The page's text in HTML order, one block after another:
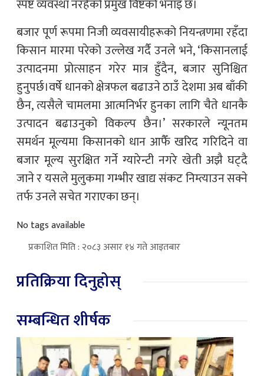
स्पष्ट व्यवस्था नरहेको प्रमुख विष्टको भनाइ छ।
बजार पूर्ण रूपमा निजी व्यवसायीहरूको नियन्त्रणमा रहँदा
किसान मारमा परेको उल्लेख गर्दै उनले भने, ‘किसानलाई
उत्पादनमा प्रोत्साहन गरेर मात्र हुँदैन, बजार सुनिश्चित
हुनुपर्छ।वर्षे धानको क्षेत्रफल बढाउने ठाउँ देशमा अब बाँकी
छैन, त्यसैले चामलमा आत्मनिर्भर हुनका लागि चैते धानकै
उत्पादन बढाउनुको विकल्प छैन।’ सरकारले न्यूनतम
समर्थन मूल्यमा किसानको धान आफैँ खरिद गरिदिने वा
बजार मूल्य सुरक्षित गर्ने ग्यारेन्टी नगरे खेती अझै घट्दै
जाने र यसले मुलुकमा गम्भीर खाद्य संकट निम्त्याउन सक्ने
तर्फ उनले सचेत गराएका छन्।
No tags available
प्रकाशित मिति : २०८३ असार १४ गते आइतबार
प्रतिक्रिया दिनुहोस्
सम्बन्धित शीर्षक